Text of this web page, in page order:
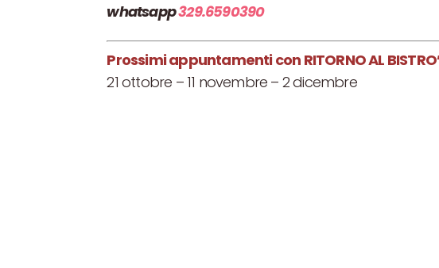
whatsapp329.6590390
Prossimi appuntamenti con RITORNO AL
21 ottobre – 11 novembre – 2 dicembre